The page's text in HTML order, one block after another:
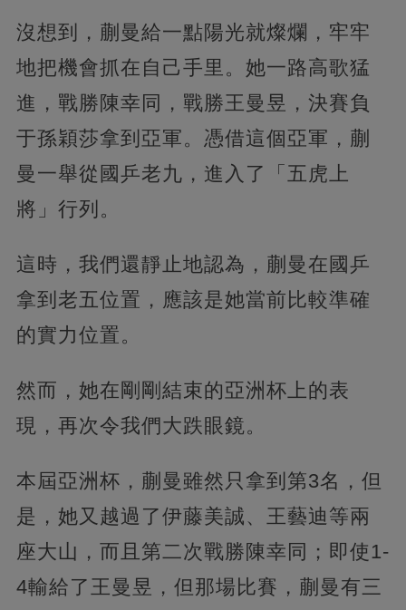
沒想到，蒯曼給一點陽光就燦爛，牢牢
地把機會抓在自己手里。她一路高歌猛
進，戰勝陳幸同，戰勝王曼昱，決賽負
于孫穎莎拿到亞軍。憑借這個亞軍，蒯
曼一舉從國乒老九，進入了「五虎上
將」行列。
這時，我們還靜止地認為，蒯曼在國乒
拿到老五位置，應該是她當前比較準確
的實力位置。
然而，她在剛剛結束的亞洲杯上的表
現，再次令我們大跌眼鏡。
本屆亞洲杯，蒯曼雖然只拿到第3名，但
是，她又越過了伊藤美誠、王藝迪等兩
座大山，而且第二次戰勝陳幸同；即使1-
4輸給了王曼昱，但那場比賽，蒯曼有三